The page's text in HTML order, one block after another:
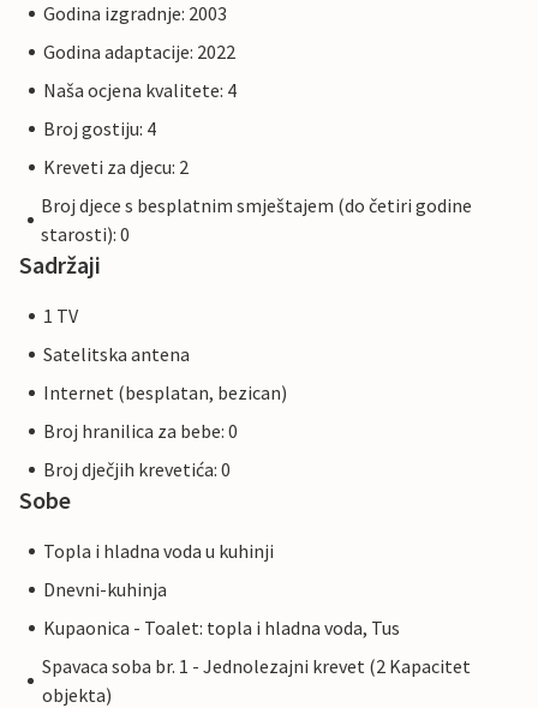
Godina izgradnje: 2003
Godina adaptacije: 2022
Naša ocjena kvalitete: 4
Broj gostiju: 4
Kreveti za djecu: 2
Broj djece s besplatnim smještajem (do četiri godine
starosti): 0
Sadržaji
1 TV
Satelitska antena
Internet (besplatan, bezican)
Broj hranilica za bebe: 0
Broj dječjih krevetića: 0
Sobe
Topla i hladna voda u kuhinji
Dnevni-kuhinja
Kupaonica - Toalet: topla i hladna voda, Tus
Spavaca soba br. 1 - Jednolezajni krevet (2 Kapacitet
objekta)